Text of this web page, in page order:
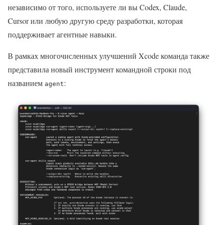
независимо от того, используете ли вы Codex, Claude,
Cursor или любую другую среду разработки, которая
поддерживает агентные навыки.
В рамках многочисленных улучшений Xcode команда также
представила новый инструмент командной строки под
названием agent: